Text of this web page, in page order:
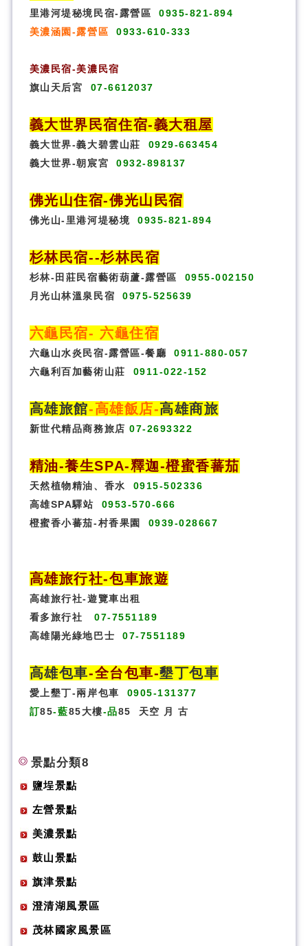
里港河堤秘境民宿-露營區
0935-821-894
美濃涵園-露營區
0933-610-333
美濃民宿-美濃民宿
旗山天后宮
07-6612037
義大世界民宿住宿-義大租屋
義大世界-義大碧雲山莊
0929-663454
義大世界-朝宸宮
0932-898137
佛光山住宿-佛光山民宿
佛光山-里港河堤秘境 0935-821-894
杉林民宿--杉林民宿
杉林-田莊民宿藝術葫蘆-露營區
0955-002150
月光山林溫泉民宿
0975-525639
六龜民宿- 六龜住宿
六龜山水炎民宿-露營區-餐廳
0911-880-057
六龜利百加藝術山莊
0911-022-152
高雄旅館-高雄飯店-高雄商旅
新世代精品商務旅店 07-2693322
精油-養生SPA-釋迦-橙蜜香蕃茄
天然植物精油、香水
0915-502336
高雄SPA驛站
0953-570-666
橙蜜香小蕃茄-村香果園
0939-028667
高雄旅行社-包車旅遊
高雄旅行社-遊覽車出租
看多旅行社
07-7551189
高雄陽光綠地巴士
07-7551189
高雄包車-全台包車-墾丁包車
愛上墾丁-兩岸包車
0905-131377
訂85-藍85大樓-品85 天空 月 古
景點分類8
鹽埕景點
左營景點
美濃景點
鼓山景點
旗津景點
澄清湖風景區
茂林國家風景區